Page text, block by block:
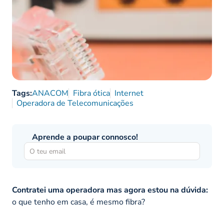
Tags:ANACOM Fibra ótica Internet
Operadora de Telecomunicações
Aprende a poupar connosco!
Contratei uma operadora mas agora estou na dúvida:
o que tenho em casa, é mesmo fibra?